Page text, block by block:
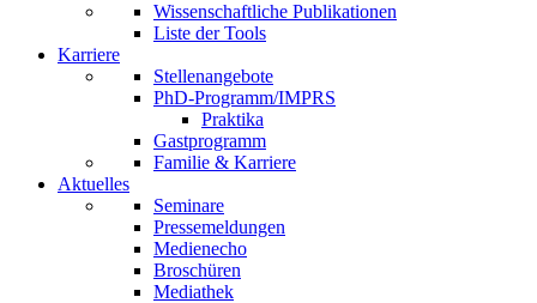
Wissenschaftliche Publikationen
Liste der Tools
Karriere
Stellenangebote
PhD-Programm/IMPRS
Praktika
Gastprogramm
Familie & Karriere
Aktuelles
Seminare
Pressemeldungen
Medienecho
Broschüren
Mediathek